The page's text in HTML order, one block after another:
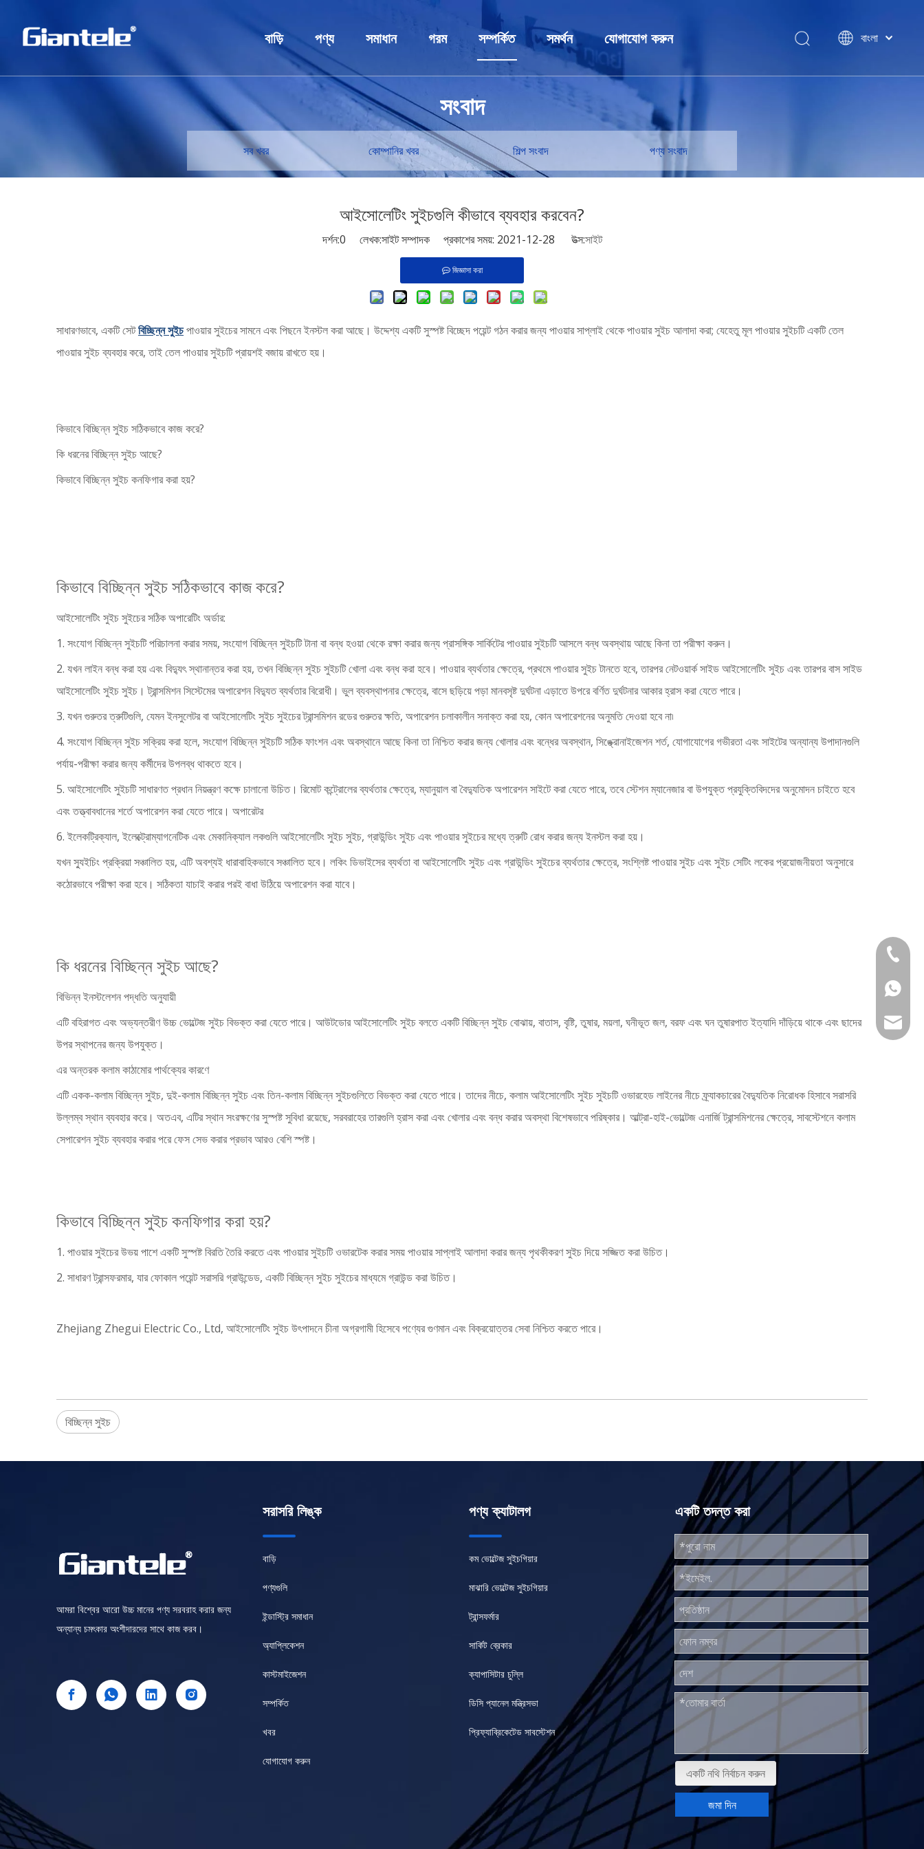
বাড়ি পণ্য
কম ভোল্টেজ সুইচগিয়ার
মাঝারি ভোল্টেজ সুইচগিয়ার
ডিসি প্যানেল ক্যাবিনেট
সমাধান
শিল্প সমাধান
আবেদন
কাস্টমাইজেশন
গরম
সুইচগিয়ার
ভ্যাকুয়াম সার্কিট ব্রেকার
ক্যাপাসিটার ব্যাংক
রিং মেইন ইউনিট
সম্পর্কিত
প্রোফাইল
পুরষ্কার এবং সার্টিফিকেট
খবর
সমর্থন
সেবা
ডাউনলোড করুন
যোগাযোগ করুন বাংলা
Tiếng Việt
Français
সংবাদ
সব খবর কোম্পানির খবর শিল্প সংবাদ পণ্য সংবাদ
আইসোলেটিং সুইচগুলি কীভাবে ব্যবহার করবেন?
দর্শন:0 লেখক:সাইট সম্পাদক প্রকাশের সময়: 2021-12-28 উত্স:সাইট
জিজ্ঞাসা করা
সাধারণভাবে, একটি সেটবিচ্ছিন্ন সুইচপাওয়ার সুইচের সামনে এবং পিছনে ইনস্টল করা আছে। উদ্দেশ্য একটি সুস্পষ্ট বিচ্ছেদ পয়েন্ট গঠন করার জন্য পাওয়ার সাপ্লাই থেকে পাওয়ার সুইচ আলাদা করা; যেহেতু মূল পাওয়ার সুইচটি একটি তেল
পাওয়ার সুইচ ব্যবহার করে, তাই তেল পাওয়ার সুইচটি প্রায়শই বজায় রাখতে হয়।
কিভাবে বিচ্ছিন্ন সুইচ সঠিকভাবে কাজ করে?
কি ধরনের বিচ্ছিন্ন সুইচ আছে?
কিভাবে বিচ্ছিন্ন সুইচ কনফিগার করা হয়?
কিভাবে বিচ্ছিন্ন সুইচ সঠিকভাবে কাজ করে?
আইসোলেটিং সুইচ সুইচের সঠিক অপারেটিং অর্ডার:
1. সংযোগ বিচ্ছিন্ন সুইচটি পরিচালনা করার সময়, সংযোগ বিচ্ছিন্ন সুইচটি টানা বা বন্ধ হওয়া থেকে রক্ষা করার জন্য প্রাসঙ্গিক সার্কিটের পাওয়ার সুইচটি আসলে বন্ধ অবস্থায় আছে কিনা তা পরীক্ষা করুন।
2. যখন লাইন বন্ধ করা হয় এবং বিদ্যুৎ স্থানান্তর করা হয়, তখন বিচ্ছিন্ন সুইচ সুইচটি খোলা এবং বন্ধ করা হবে। পাওয়ার ব্যর্থতার ক্ষেত্রে, প্রথমে পাওয়ার সুইচ টানতে হবে, তারপর নেটওয়ার্ক সাইড আইসোলেটিং সুইচ এবং তারপর বাস সাইড
আইসোলেটিং সুইচ সুইচ। ট্রান্সমিশন সিস্টেমের অপারেশন বিদ্যুত ব্যর্থতার বিরোধী। ভুল ব্যবস্থাপনার ক্ষেত্রে, বাসে ছড়িয়ে পড়া মানবসৃষ্ট দুর্ঘটনা এড়াতে উপরে বর্ণিত দুর্ঘটনার আকার হ্রাস করা যেতে পারে।
3. যখন গুরুতর ত্রুটিগুলি, যেমন ইনসুলেটর বা আইসোলেটিং সুইচ সুইচের ট্রান্সমিশন রডের গুরুতর ক্ষতি, অপারেশন চলাকালীন সনাক্ত করা হয়, কোন অপারেশনের অনুমতি দেওয়া হবে না৷
4. সংযোগ বিচ্ছিন্ন সুইচ সক্রিয় করা হলে, সংযোগ বিচ্ছিন্ন সুইচটি সঠিক ফাংশন এবং অবস্থানে আছে কিনা তা নিশ্চিত করার জন্য খোলার এবং বন্ধের অবস্থান, সিঙ্ক্রোনাইজেশন শর্ত, যোগাযোগের গভীরতা এবং সাইটের অন্যান্য উপাদানগুলি
পর্যায়-পরীক্ষা করার জন্য কর্মীদের উপলব্ধ থাকতে হবে।
5. আইসোলেটিং সুইচটি সাধারণত প্রধান নিয়ন্ত্রণ কক্ষে চালানো উচিত। রিমোট কন্ট্রোলের ব্যর্থতার ক্ষেত্রে, ম্যানুয়াল বা বৈদ্যুতিক অপারেশন সাইটে করা যেতে পারে, তবে স্টেশন ম্যানেজার বা উপযুক্ত প্রযুক্তিবিদদের অনুমোদন চাইতে হবে
এবং তত্ত্বাবধানের শর্তে অপারেশন করা যেতে পারে। অপারেটর
6. ইলেকট্রিক্যাল, ইলেক্ট্রোম্যাগনেটিক এবং মেকানিক্যাল লকগুলি আইসোলেটিং সুইচ সুইচ, গ্রাউন্ডিং সুইচ এবং পাওয়ার সুইচের মধ্যে ত্রুটি রোধ করার জন্য ইনস্টল করা হয়।
যখন স্যুইচিং প্রক্রিয়া সঞ্চালিত হয়, এটি অবশ্যই ধারাবাহিকভাবে সঞ্চালিত হবে। লকিং ডিভাইসের ব্যর্থতা বা আইসোলেটিং সুইচ এবং গ্রাউন্ডিং সুইচের ব্যর্থতার ক্ষেত্রে, সংশ্লিষ্ট পাওয়ার সুইচ এবং সুইচ সেটিং লকের প্রয়োজনীয়তা অনুসারে
কঠোরভাবে পরীক্ষা করা হবে। সঠিকতা যাচাই করার পরই বাধা উঠিয়ে অপারেশন করা যাবে।
কি ধরনের বিচ্ছিন্ন সুইচ আছে?
বিভিন্ন ইনস্টলেশন পদ্ধতি অনুযায়ী
এটি বহিরাগত এবং অভ্যন্তরীণ উচ্চ ভোল্টেজ সুইচ বিভক্ত করা যেতে পারে। আউটডোর আইসোলেটিং সুইচ বলতে একটি বিচ্ছিন্ন সুইচ বোঝায়, বাতাস, বৃষ্টি, তুষার, ময়লা, ঘনীভূত জল, বরফ এবং ঘন তুষারপাত ইত্যাদি দাঁড়িয়ে থাকে এবং ছাদের
উপর স্থাপনের জন্য উপযুক্ত।
এর অন্তরক কলাম কাঠামোর পার্থক্যের কারণে
এটি একক-কলাম বিচ্ছিন্ন সুইচ, দুই-কলাম বিচ্ছিন্ন সুইচ এবং তিন-কলাম বিচ্ছিন্ন সুইচগুলিতে বিভক্ত করা যেতে পারে। তাদের নীচে, কলাম আইসোলেটিং সুইচ সুইচটি ওভারহেড লাইনের নীচে ফ্র্যাকচারের বৈদ্যুতিক নিরোধক হিসাবে সরাসরি
উল্লম্ব স্থান ব্যবহার করে। অতএব, এটির স্থান সংরক্ষণের সুস্পষ্ট সুবিধা রয়েছে, সরবরাহের তারগুলি হ্রাস করা এবং খোলার এবং বন্ধ করার অবস্থা বিশেষভাবে পরিষ্কার। আল্ট্রা-হাই-ভোল্টেজ এনার্জি ট্রান্সমিশনের ক্ষেত্রে, সাবস্টেশনে কলাম
সেপারেশন সুইচ ব্যবহার করার পরে ফেস সেভ করার প্রভাব আরও বেশি স্পষ্ট।
কিভাবে বিচ্ছিন্ন সুইচ কনফিগার করা হয়?
1. পাওয়ার সুইচের উভয় পাশে একটি সুস্পষ্ট বিরতি তৈরি করতে এবং পাওয়ার সুইচটি ওভারটেক করার সময় পাওয়ার সাপ্লাই আলাদা করার জন্য পৃথকীকরণ সুইচ দিয়ে সজ্জিত করা উচিত।
2. সাধারণ ট্রান্সফরমার, যার ফোকাল পয়েন্ট সরাসরি গ্রাউন্ডেড, একটি বিচ্ছিন্ন সুইচ সুইচের মাধ্যমে গ্রাউন্ড করা উচিত।
Zhejiang Zhegui Electric Co., Ltd, আইসোলেটিং সুইচ উৎপাদনে চীনা অগ্রগামী হিসেবে পণ্যের গুণমান এবং বিক্রয়োত্তর সেবা নিশ্চিত করতে পারে।
বিচ্ছিন্ন সুইচ
আমরা বিশ্বের আরো উচ্চ মানের পণ্য সরবরাহ করার জন্য
অন্যান্য চমৎকার অংশীদারদের সাথে কাজ করব।
সরাসরি লিঙ্ক
বাড়ি
পণ্যগুলি
ইন্ডাস্ট্রি সমাধান
অ্যাপ্লিকেশন
কাস্টমাইজেশন
সম্পর্কিত
খবর
যোগাযোগ করুন
পণ্য ক্যাটালগ
কম ভোল্টেজ সুইচগিয়ার
মাঝারি ভোল্টেজ সুইচগিয়ার
ট্রান্সফর্মার
সার্কিট ব্রেকার
ক্যাপাসিটার চুল্লি
ডিসি প্যানেল মন্ত্রিসভা
প্রিফ্যাব্রিকেটেড সাবস্টেশন
একটি তদন্ত করা
একটি নথি নির্বাচন করুন
জমা দিন
+86
+86